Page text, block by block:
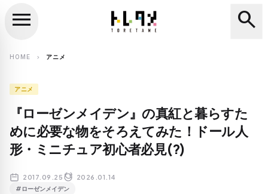
search
menu search
HOME chevron_right アニメ
アニメ
『ローゼンメイデン』の真紅と暮らすた
めに必要な物をそろえてみた！ドール人
形・ミニチュア初心者必見(?)
2017.09.25 2026.01.14
#ローゼンメイデン